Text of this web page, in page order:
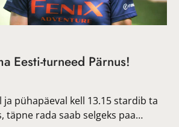
Eesti-turneed Pärnus!
ja pühapäeval kell 13.15 stardib ta
täpne rada saab selgeks paa…